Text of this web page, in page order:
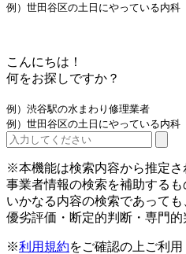
例）世田谷区の土日にやっている内科
こんにちは！
何をお探しですか？
例）渋谷駅の水まわり修理業者
例）世田谷区の土日にやっている内科
※本機能は検索内容から推定さ
事業者情報の検索を補助するも
いかなる内容の検索であって
優劣評価・断定的判断・専門的
※利用規約をご確認の上ご利用